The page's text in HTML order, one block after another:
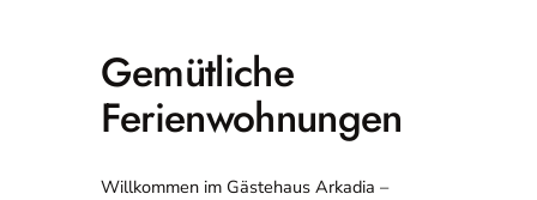
Gemütliche
Ferienwohnungen
Willkommen im Gästehaus Arkadia –